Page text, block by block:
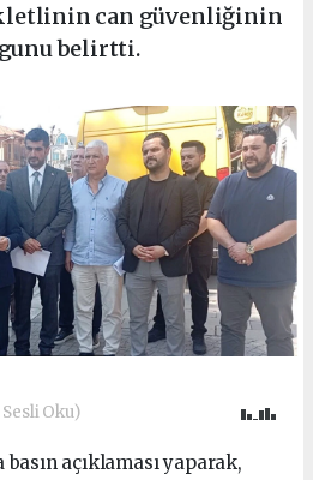
can güvenliğinin
belirtti.
Oku)
açıklaması yaparak,